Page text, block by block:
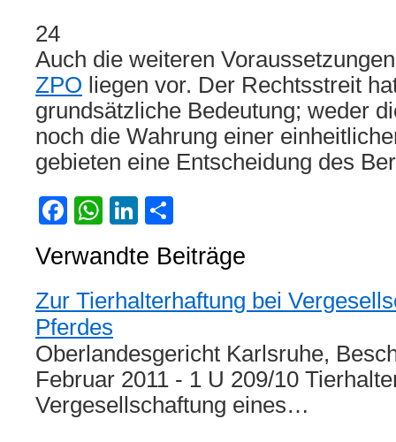
24
Auch die weiteren
ZPO liegen vor. Der Rechtsstreit
grundsätzliche Bedeutung; weder
noch die Wahrung einer
gebieten eine Entscheidung des
Facebook
WhatsApp
LinkedIn
Verwandte Beiträge
Zur Tierhalterhaftung bei
Pferdes
Oberlandesgericht Karlsruhe,
Februar 2011 - 1 U 209/10
Vergesellschaftung eines…